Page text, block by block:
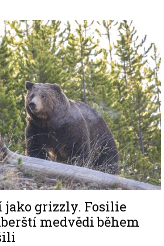
grizzly. Fosilie
medvědi během